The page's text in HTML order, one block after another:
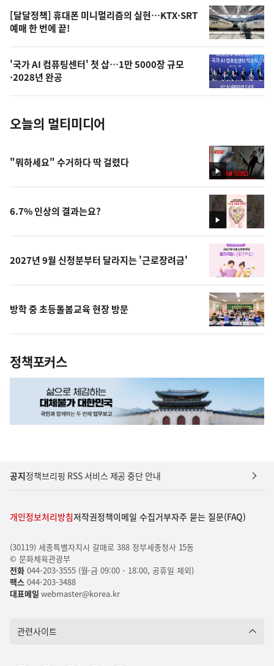
오
늘
의
사
진
[달달정책] 휴대폰 미니멀리즘의 실현…KTX·SRT
예매 한 번에 끝!
'국가 AI 컴퓨팅센터' 첫 삽…1만 5000장 규모
·2028년 완공
오늘의 멀티미디어
영
상
"뭐하세요" 수거하다 딱 걸렸다
영
상
6.7% 인상의 결과는요?
2027년 9월 신청분부터 달라지는 '근로장려금'
방학 중 초등돌봄교육 현장 방문
정책포커스
공지정책브리핑 RSS 서비스 제공 중단 안내
개인정보처리방침저작권정책이메일 수집거부자주 묻는 질문(FAQ)
(30119) 세종특별자치시 갈매로 388 정부세종청사 15동
© 문화체육관광부
전화044-203-3555 (월-금 09:00 - 18:00, 공휴일 제외)
팩스044-203-3488
대표메일 webmaster@korea.kr
관련사이트